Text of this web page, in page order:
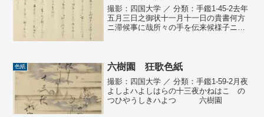
撮影：四国大学 ／ 分類：手鑑1-45-2去年
五月三日之御状十一月十一日の貴書何方
ニ滞候事に哉所々の手を伝来候様子ニ而
吉原十二時之文...
色紙 六樹園 狂歌色紙
撮影：四国大学 ／ 分類：手鑑1-59-2月夜
よしよハよしはらの十三夜かねはこゝの
つひやうしきハよつ 六樹園